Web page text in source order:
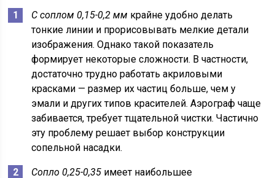
С соплом 0,15-0,2 мм крайне удобно делать
тонкие линии и прорисовывать мелкие детали
изображения. Однако такой показатель
формирует некоторые сложности. В частности,
достаточно трудно работать акриловыми
красками — размер их частиц больше, чем у
эмали и других типов красителей. Аэрограф чаще
забивается, требует тщательной чистки. Частично
эту проблему решает выбор конструкции
сопельной насадки.
Сопло 0,25-0,35 имеет наибольшее